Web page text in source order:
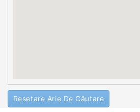
Resetare Arie De Căutare